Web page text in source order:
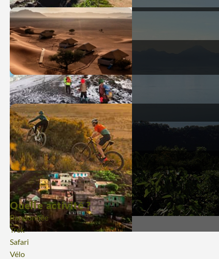
Quelle activité ?
Randonnée
Trek
Safari
Vélo